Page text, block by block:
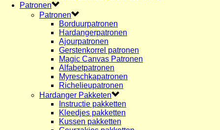
Patronen
Patronen
Borduurpatronen
Hardangerpatronen
Ajourpatronen
Gerstenkorrel patronen
Magic Canvas Patronen
Alfabetpatronen
Myreschkapatronen
Richelieupatronen
Hardanger Pakketen
Instructie pakketten
Kleedjes pakketten
Kussen pakketten